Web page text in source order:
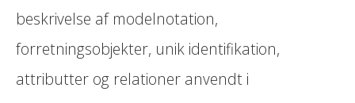
beskrivelse af modelnotation,
forretningsobjekter, unik identifikation,
attributter og relationer anvendt i